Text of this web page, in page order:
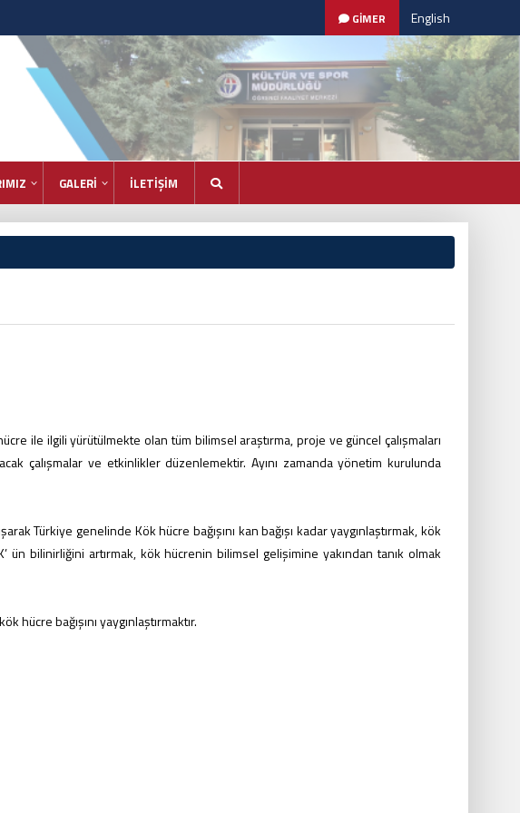
GİMER English
GALERİ İLETİŞİM
ile ilgili yürütülmekte olan tüm bilimsel araştırma, proje ve güncel çalışmaları
çalışmalar ve etkinlikler düzenlemektir. Ayını zamanda yönetim kurulunda
Türkiye genelinde Kök hücre bağışını kan bağışı kadar yaygınlaştırmak, kök
ün bilinirliğini artırmak, kök hücrenin bilimsel gelişimine yakından tanık olmak
hücre bağışını yaygınlaştırmaktır.